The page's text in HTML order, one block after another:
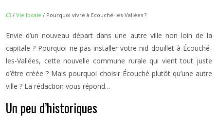
/ Vie locale / Pourquoi vivre à Ecouché-les-Vallées ?
Envie d’un nouveau départ dans une autre ville non loin de la
capitale ? Pourquoi ne pas installer votre nid douillet à Écouché-
les-Vallées, cette nouvelle commune rurale qui vient tout juste
d’être créée ? Mais pourquoi choisir Écouché plutôt qu’une autre
ville ? La rédaction vous répond…
Un peu d’historiques